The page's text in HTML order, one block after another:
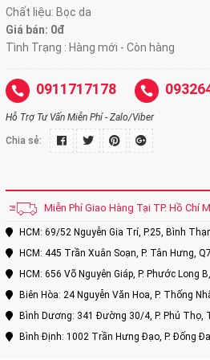
Chất liệu: Bọc da
Giá bán: 0đ
Tình Trạng : Hàng mới - Còn hàng
0911717178
Hỗ Trợ Tư Vấn Miễn Phí - Zalo/Viber
Chia sẻ:
Miễn Phí Giao Hàng Tại TP. Hồ Chí
HCM: 69/52 Nguyễn Gia Trí, P.25, Bình
HCM: 445 Trần Xuân Soạn, P. Tân Hưng, Q7
HCM: 656 Võ Nguyên Giáp, P. Phước Long
Biên Hòa: 24 Nguyễn Văn Hoa, P. Thống
Bình Dương: 341 Đường 30/4, P. Phú Thọ,
Bình Định: 1002 Trần Hưng Đạo, P. Đống